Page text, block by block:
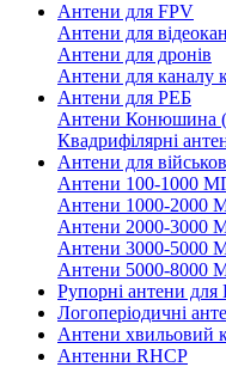
Антени для FPV
Антени для
Антени для дронів
Антени для каналу
Антени для РЕБ
Антени Конюшина
Квадрифілярні
Антени для
Антени 100-1000
Антени 1000-2000
Антени 2000-3000
Антени 3000-5000
Антени 5000-8000
Рупорні антени для
Логоперіодичні
Антени хвильовий
Антенни RHCP